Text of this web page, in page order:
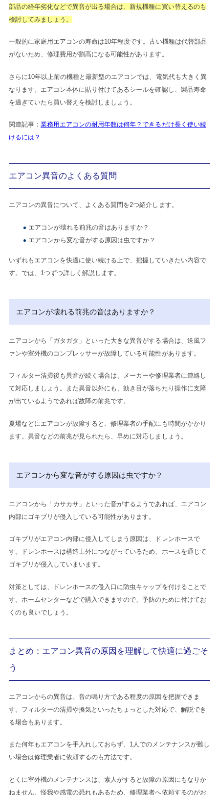
部品の経年劣化などで異音が出る場合は、新規機種に買い替えるのも
検討してみましょう。
一般的に家庭用エアコンの寿命は10年程度です。古い機種は代替部品
がないため、修理費用が割高になる可能性があります。
さらに10年以上前の機種と最新型のエアコンでは、電気代も大きく異
なります。エアコン本体に貼り付けてあるシールを確認し、製品寿命
を過ぎていたら買い替えを検討しましょう。
関連記事：業務用エアコンの耐用年数は何年？できるだけ長く使い続
けるには？
エアコン異音のよくある質問
エアコンの異音について、よくある質問を2つ紹介します。
エアコンが壊れる前兆の音はありますか？
エアコンから変な音がする原因は虫ですか？
いずれもエアコンを快適に使い続ける上で、把握していきたい内容で
す。では、1つずつ詳しく解説します。
エアコンが壊れる前兆の音はありますか？
エアコンから「ガタガタ」といった大きな異音がする場合は、送風フ
ァンや室外機のコンプレッサーが故障している可能性があります。
フィルター清掃後も異音が続く場合は、メーカーや修理業者に連絡し
て対応しましょう。また異音以外にも、効き目が落ちたり操作に支障
が出ているようであれば故障の前兆です。
夏場などにエアコンが故障すると、修理業者の手配にも時間がかかり
ます。異音などの前兆が見られたら、早めに対応しましょう。
エアコンから変な音がする原因は虫ですか？
エアコンから「カサカサ」といった音がするようであれば、エアコン
内部にゴキブリが侵入している可能性があります。
ゴキブリがエアコン内部に侵入してしまう原因は、ドレンホースで
す。ドレンホースは構造上外につながっているため、ホースを通じて
ゴキブリが侵入していまいます。
対策としては、ドレンホースの侵入口に防虫キャップを付けることで
す。ホームセンターなどで購入できますので、予防のために付けてお
くのも良いでしょう。
まとめ：エアコン異音の原因を理解して快適に過ごそ
う
エアコンからの異音は、音の鳴り方である程度の原因を把握できま
す。フィルターの清掃や換気といったちょっとした対応で、解説でき
る場合もあります。
また何年もエアコンを手入れしておらず、1人でのメンテナンスが難し
い場合は修理業者に依頼するのも方法です。
とくに室外機のメンテナンスは、素人がすると故障の原因にもなりか
ねません。怪我や感電の恐れもあるため、修理業者へ依頼するのがお